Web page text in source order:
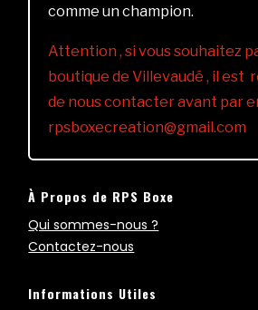
comme un champion.
Attention , si vous souhaitez
boutique de Villevaudé , il est
de nous contacter avant par
rpsboxecreation@gmail.com
À Propos de RPS Boxe
Qui sommes-nous ?
Contactez-nous
Informations Utiles